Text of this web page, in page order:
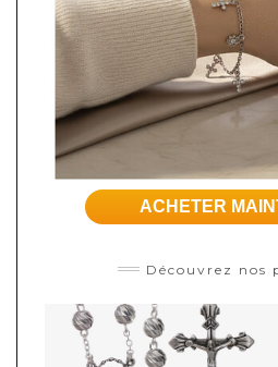
ACHETER
Découvrez nos